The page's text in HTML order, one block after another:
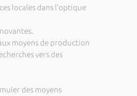
locales dans l’optique
moyens de production
vers des
des moyens